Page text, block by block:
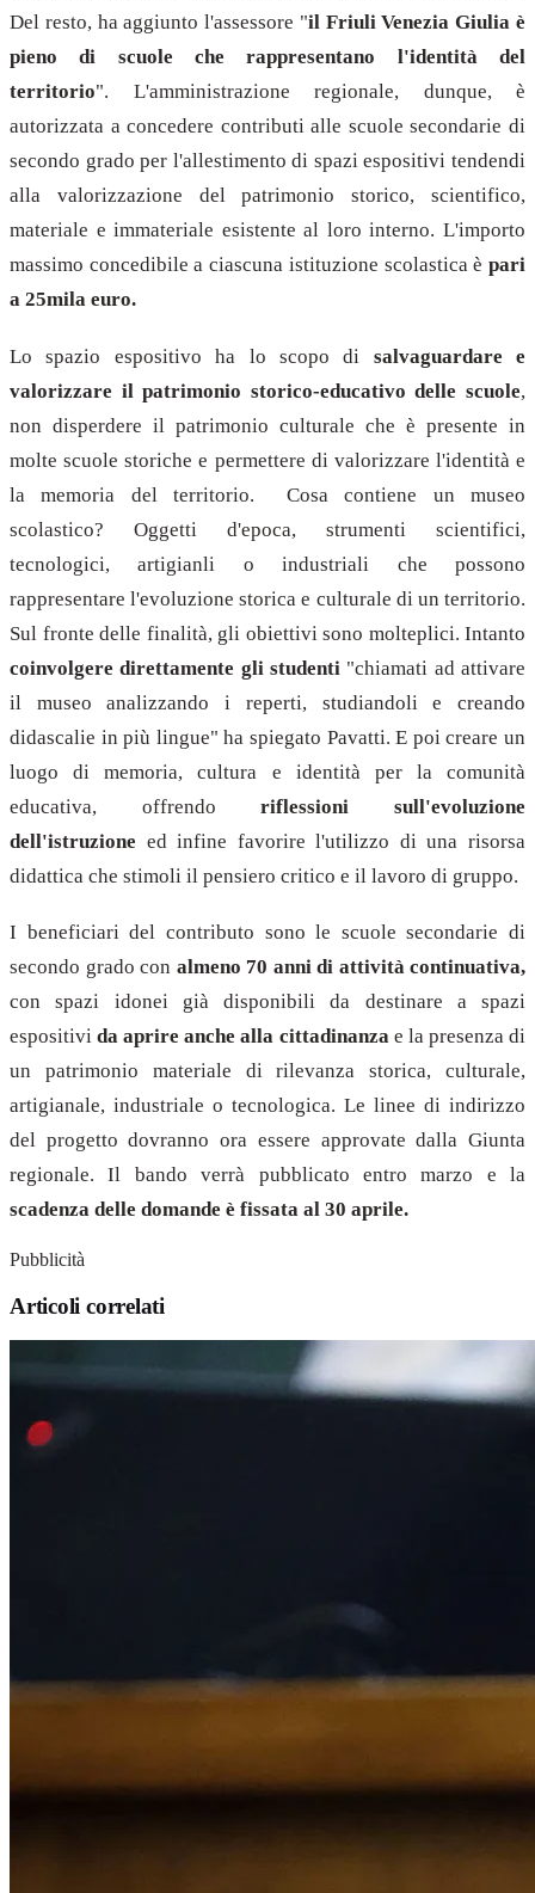
Del resto, ha aggiunto l'assessore "il Friuli Venezia Giulia è
pieno di scuole che rappresentano l'identità del
territorio". L'amministrazione regionale, dunque, è
autorizzata a concedere contributi alle scuole secondarie di
secondo grado per l'allestimento di spazi espositivi tendendi
alla valorizzazione del patrimonio storico, scientifico,
materiale e immateriale esistente al loro interno. L'importo
massimo concedibile a ciascuna istituzione scolastica è pari
a 25mila euro.
Lo spazio espositivo ha lo scopo di
salvaguardare e
valorizzare il patrimonio storico-educativo delle scuole,
non disperdere il patrimonio culturale che è presente in
molte scuole storiche e permettere di valorizzare l'identità e
la memoria del territorio. Cosa contiene un museo
scolastico? Oggetti d'epoca, strumenti scientifici,
tecnologici, artigianli o industriali che possono
rappresentare l'evoluzione storica e culturale di un territorio.
Sul fronte delle finalità, gli obiettivi sono molteplici. Intanto
coinvolgere direttamente gli studenti "chiamati ad attivare
il museo analizzando i reperti, studiandoli e creando
didascalie in più lingue" ha spiegato Pavatti. E poi creare un
luogo di memoria, cultura e identità per la comunità
educativa, offrendo riflessioni sull'evoluzione
dell'istruzione ed infine favorire l'utilizzo di una risorsa
didattica che stimoli il pensiero critico e il lavoro di gruppo.
I beneficiari del contributo sono le scuole secondarie di
secondo grado con almeno 70 anni di attività continuativa,
con spazi idonei già disponibili da destinare a spazi
espositivida aprire anche alla cittadinanzae la presenza di
un patrimonio materiale di rilevanza storica, culturale,
artigianale, industriale o tecnologica. Le linee di indirizzo
del progetto dovranno ora essere approvate dalla Giunta
regionale. Il bando verrà pubblicato entro marzo e la
scadenza delle domande è fissata al 30 aprile.
Pubblicità
Articoli correlati